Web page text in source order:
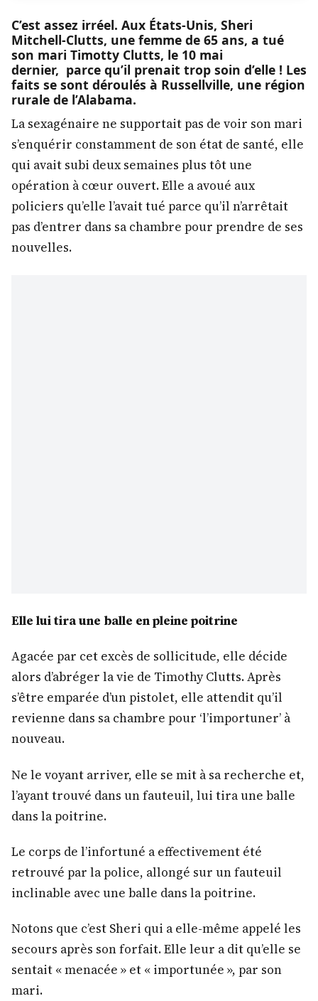
C’est assez irréel. Aux États-Unis, Sheri
Mitchell-Clutts, une femme de 65 ans, a tué
son mari Timotty Clutts, le 10 mai
dernier, parce qu’il prenait trop soin d’elle ! Les
faits se sont déroulés à Russellville, une région
rurale de l’Alabama.
La sexagénaire ne supportait pas de voir son mari
s’enquérir constamment de son état de santé, elle
qui avait subi deux semaines plus tôt une
opération à cœur ouvert. Elle a avoué aux
policiers qu’elle l’avait tué parce qu’il n’arrêtait
pas d’entrer dans sa chambre pour prendre de ses
nouvelles.
Elle lui tira une balle en pleine poitrine
Agacée par cet excès de sollicitude, elle décide
alors d’abréger la vie de Timothy Clutts. Après
s’être emparée d’un pistolet, elle attendit qu’il
revienne dans sa chambre pour ‘l’importuner’ à
nouveau.
Ne le voyant arriver, elle se mit à sa recherche et,
l’ayant trouvé dans un fauteuil, lui tira une balle
dans la poitrine.
Le corps de l’infortuné a effectivement été
retrouvé par la police, allongé sur un fauteuil
inclinable avec une balle dans la poitrine.
Notons que c’est Sheri qui a elle-même appelé les
secours après son forfait. Elle leur a dit qu’elle se
sentait « menacée » et « importunée », par son
mari.